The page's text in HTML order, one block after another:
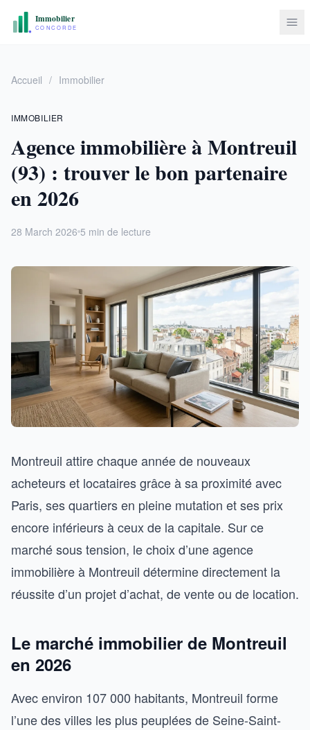
Accueil / Immobilier
IMMOBILIER
Agence immobilière à Montreuil
(93) : trouver le bon partenaire
en 2026
28 March 2026 5 min de lecture
Montreuil attire chaque année de nouveaux
acheteurs et locataires grâce à sa proximité avec
Paris, ses quartiers en pleine mutation et ses prix
encore inférieurs à ceux de la capitale. Sur ce
marché sous tension, le choix d’une agence
immobilière à Montreuil détermine directement la
réussite d’un projet d’achat, de vente ou de location.
Le marché immobilier de Montreuil
en 2026
Avec environ 107 000 habitants, Montreuil forme
l’une des villes les plus peuplées de Seine-Saint-